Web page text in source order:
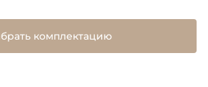
комплектацию